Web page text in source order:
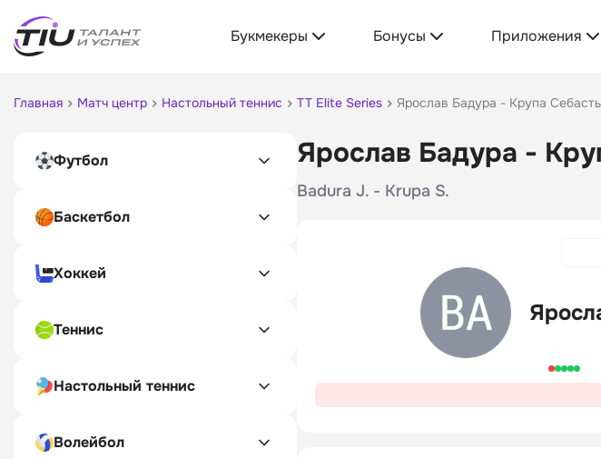
Букмекеры Бонусы Приложения
Главная Матч центр Настольный теннис TT Elite Series Ярослав Бадура - Крупа
Футбол
Баскетбол
Хоккей
Теннис
Настольный теннис
Волейбол
Ярослав Бадура -
Badura J. - Krupa S.